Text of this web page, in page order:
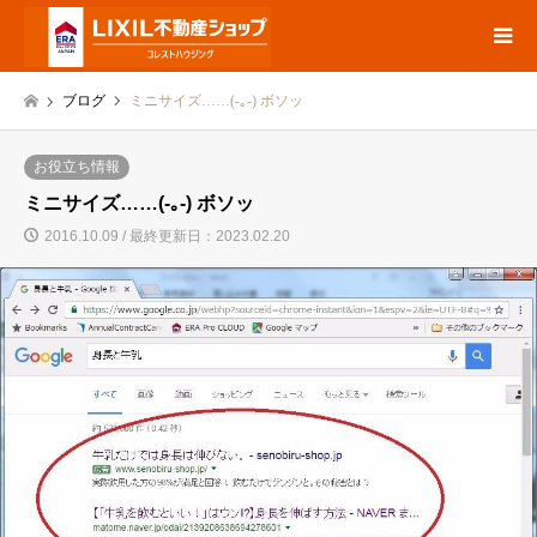
ブログ ミニサイズ……(-｡-) ボソッ
お役立ち情報
ミニサイズ……(-｡-) ボソッ
2016.10.09 / 最終更新日：2023.02.20